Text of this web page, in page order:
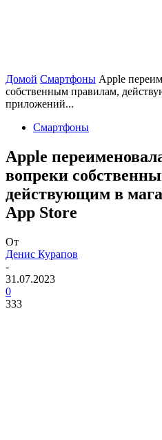
Домой Смартфоны Apple
собственным правилам,
приложений...
Смартфоны
Apple
вопреки
действующим в
App Store
От
Денис Курапов
-
31.07.2023
0
333